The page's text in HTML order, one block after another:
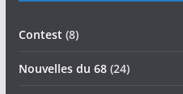
Contest (8)
Nouvelles du 68(24)